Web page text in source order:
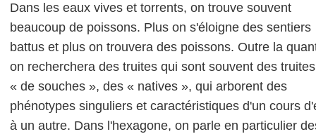
Dans les eaux vives et torrents, on trouve souvent
beaucoup de poissons. Plus on s'éloigne des sentiers
battus et plus on trouvera des poissons. Outre la
on recherchera des truites qui sont souvent des truites
« de souches », des « natives », qui arborent des
phénotypes singuliers et caractéristiques d'un cours
à un autre. Dans l'hexagone, on parle en particulier